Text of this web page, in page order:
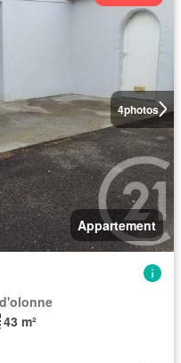
4photos
Appartement
43 m²